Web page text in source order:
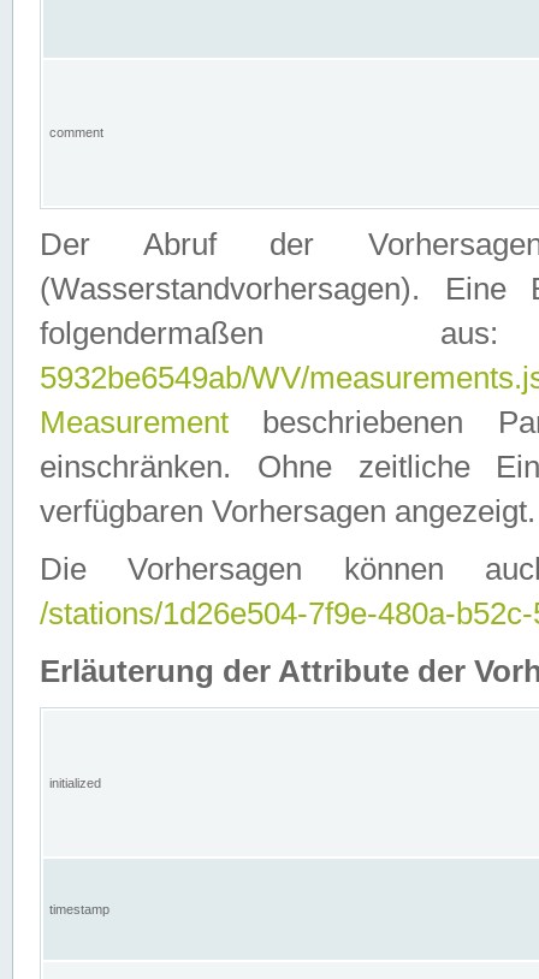
comment
Der Abruf der
(Wasserstandvorhersagen).
folgendermaßen
5932be6549ab/WV/
Measurement beschriebenen
einschränken. Ohne zeitliche
verfügbaren Vorhersagen angezeigt.
Die Vorhersagen können
/stations/1d26e504-7f9e-480a-
Erläuterung der Attribute der
initialized
timestamp